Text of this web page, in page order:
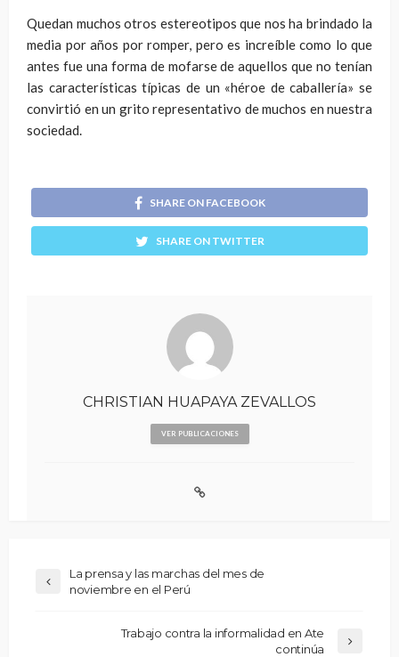
Quedan muchos otros estereotipos que nos ha brindado la
media por años por romper, pero es increíble como lo que
antes fue una forma de mofarse de aquellos que no tenían
las características típicas de un «héroe de caballería» se
convirtió en un grito representativo de muchos en nuestra
sociedad.
SHARE ON FACEBOOK
SHARE ON TWITTER
CHRISTIAN HUAPAYA ZEVALLOS
VER PUBLICACIONES
La prensa y las marchas del mes de
noviembre en el Perú
Trabajo contra la informalidad en Ate
continúa